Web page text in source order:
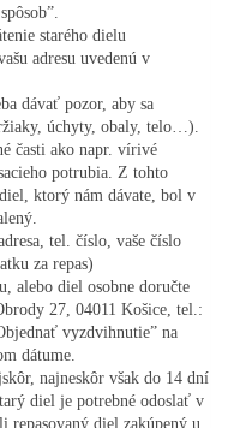
starého dielu
adresu uvedenú v
dávať pozor, aby sa
úchyty, obaly, telo…).
časti ako napr. vírivé
potrubia. Z tohto
ktorý nám dávate, bol v
tel. číslo, vaše číslo
za repas)
alebo diel osobne doručte
27, 04011 Košice, tel.:
vyzdvihnutie” na
dátume.
najneskôr však do 14 dní
diel je potrebné odoslať v
repasovaný diel zakúpený u